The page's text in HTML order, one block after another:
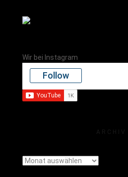
Wir bei Instagram
Follow
ARCHIV
Archiv